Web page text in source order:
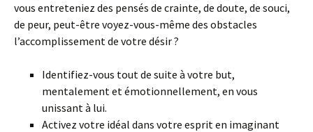
vous entreteniez des pensés de crainte, de doute, de souci,
de peur, peut-être voyez-vous-même des obstacles
l’accomplissement de votre désir ?
Identifiez-vous tout de suite à votre but,
mentalement et émotionnellement, en vous
unissant à lui.
Activez votre idéal dans votre esprit en imaginant